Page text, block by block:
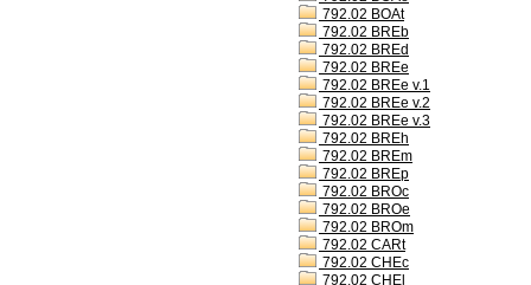
792.02 BOAt
792.02 BREb
792.02 BREd
792.02 BREe
792.02 BREe v.1
792.02 BREe v.2
792.02 BREe v.3
792.02 BREh
792.02 BREm
792.02 BREp
792.02 BROc
792.02 BROe
792.02 BROm
792.02 CARt
792.02 CHEc
792.02 CHEl